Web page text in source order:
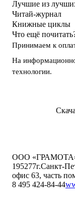
Лучшие из
Читай-журнал
Книжные циклы
Что ещё
Принимаем к
На
технологии.
ООО
195277г.Санкт-
офис 63, часть
8 495 424-84-44